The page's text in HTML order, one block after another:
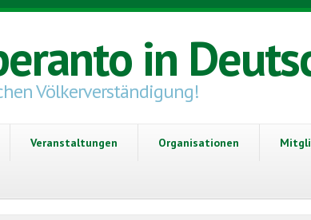
in
Völkerverständigung!
Veranstaltungen Organisationen